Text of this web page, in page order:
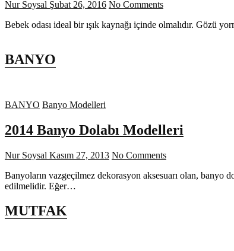
Nur Soysal Şubat 26, 2016 No Comments
Bebek odası ideal bir ışık kaynağı içinde olmalıdır. Gözü
BANYO
BANYO Banyo Modelleri
2014 Banyo Dolabı Modelleri
Nur Soysal Kasım 27, 2013 No Comments
Banyoların vazgeçilmez dekorasyon aksesuarı olan, banyo
edilmelidir. Eğer…
MUTFAK